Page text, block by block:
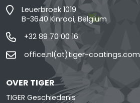
Leuerbroek 1019
B-3640 Kinrooi, Belgium
+32 89 70 00 16
office.nl(at)tiger-coatings.com
OVER TIGER
TIGER Geschiedenis